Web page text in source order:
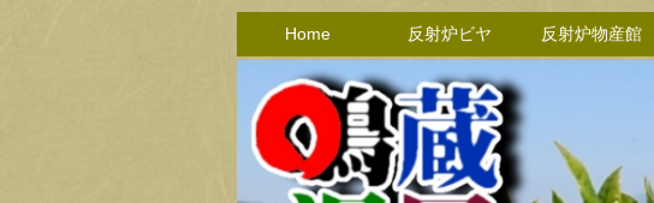
Home 反射炉ビヤ 反射炉物産館